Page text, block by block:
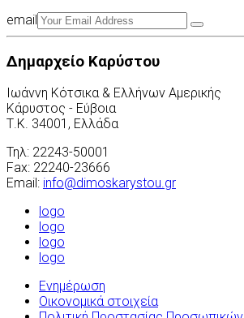
email
Δημαρχείο Καρύστου
Ιωάννη Κότσικα & Ελλήνων Αμερικής
Κάρυστος - Εύβοια
Τ.Κ. 34001, Ελλάδα
Τηλ: 22243-50001
Fax: 22240-23666
Email: info@dimoskarystou.gr
logo
logo
logo
logo
Ενημέρωση
Οικονομικά στοιχεία